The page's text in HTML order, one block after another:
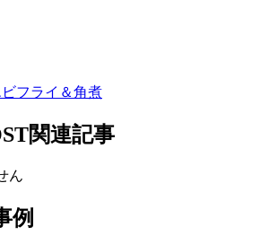
フライ＆角煮
関連記事
ん
例